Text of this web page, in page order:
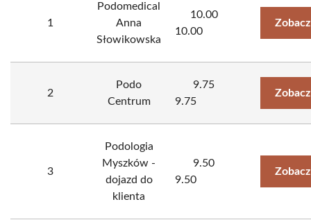
1
Podomedical
Anna
Słowikowska
10.00
10.00
2
Podo
Centrum
9.75
9.75
3
Podologia
Myszków -
dojazd do
klienta
9.50
9.50